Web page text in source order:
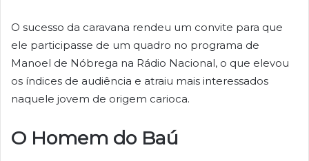
O sucesso da caravana rendeu um convite para que
ele participasse de um quadro no programa de
Manoel de Nóbrega na Rádio Nacional, o que elevou
os índices de audiência e atraiu mais interessados
naquele jovem de origem carioca.
O Homem do Baú